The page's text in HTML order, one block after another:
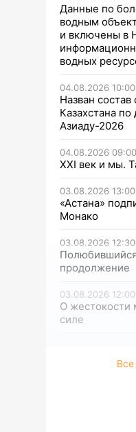
Данные по
водным
и включены в
водных
04.08.2026 10:00
Назван состав
Казахстана
Азиаду-2026
04.08.2026 09:00
XXI век и мы.
03.08.2026 13:00
«Астана»
Монако
03.08.2026 12:30
продолжение
03.08.2026 12:00
О жестокости
силе
Все